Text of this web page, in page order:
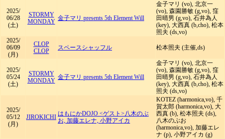
2025/
06/28
(土)
STORMY
MONDAY 金子マリ presents 5th Element Will
金子マリ (vo), 北京一
(vo), 森園勝敏 (g,vo), 窪
田晴男 (g,vo), 石井為人
(key), 大西真 (b,cho), 松本
照夫 (ds,vo)
2025/
06/09
(月)
CLOP
CLOP
スペースシャッフル 松本照夫 (主催,ds)
2025/
05/24
(土)
STORMY
MONDAY 金子マリ presents 5th Element Will
金子マリ (vo), 北京一
(vo), 森園勝敏 (g,vo), 窪
田晴男 (g,vo), 石井為人
(key), 大西真 (b,cho), 松本
照夫 (ds,vo)
2025/
05/12
(月)
JIROKICHI はもにかDOJO <ゲスト>八木のぶ
お, 加藤エレナ, 小野アイカ
KOTEZ (harmonica,vo), 千
賀太郎 (harmonica,vo), 大
西真 (b), 松本照夫 (ds),
八木のぶお
(harmonica,vo), 加藤エレ
ナ (p), 小野アイカ (g)